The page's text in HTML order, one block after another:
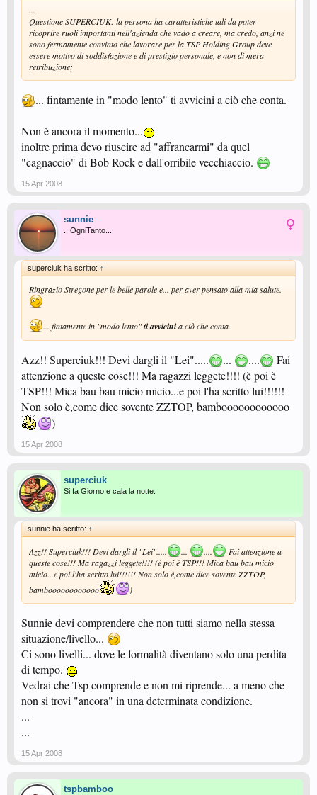
...
Questione SUPERCIUK: la persona ha caratteristiche tali da poter
ricoprire ruoli importanti nell'azienda che vado a creare, ma credo, anzi ne
sono fermamente convinto che lavorare per la TSP Holding Group deve
essere motivo di soddisfazione e di prestigio personale, e non di mera
retribuzione;
... fintamente in "modo lento" ti avvicini a ciò che conta.
Non è ancora il momento...
inoltre prima devo riuscire ad "affrancarmi" da quel
"cagnaccio" di Bob Rock e dall'orribile vecchiaccio.
15 Apr 2008
sunnie
...OgniTanto...
superciuk ha scritto: ↑
Ringrazio Stregone per le belle parole e... per aver pensato alla mia salute.
... fintamente in "modo lento"ti avvicinia ciò che conta.
Azz!! Superciuk!!! Devi dargli il "Lei"..... ... ....
Fai
attenzione a queste cose!!! Ma ragazzi leggete!!!! (è poi è
TSP!!! Mica bau bau micio micio...e poi l'ha scritto lui!!!!!!
Non solo è,come dice sovente ZZTOP, bamboooooooooooo
)
15 Apr 2008
superciuk
Si fa Giorno e cala la notte.
sunnie ha scritto: ↑
Azz!! Superciuk!!! Devi dargli il "Lei"..... ... ....
Fai attenzione a
queste cose!!! Ma ragazzi leggete!!!! (è poi è TSP!!! Mica bau bau micio
micio...e poi l'ha scritto lui!!!!!! Non solo è,come dice sovente ZZTOP,
bamboooooooooooo
)
Sunnie devi comprendere che non tutti siamo nella stessa
situazione/livello...
Ci sono livelli... dove le formalità diventano solo una perdita
di tempo.
Vedrai che Tsp comprende e non mi riprende... a meno che
non si trovi "ancora" in una determinata condizione.
...
...
15 Apr 2008
tspbamboo